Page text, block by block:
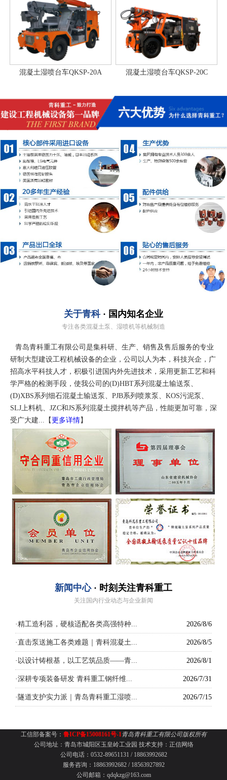
混凝土湿喷台车QKSP-20A 混凝土湿喷台车QKSP-20C
关于青科· 国内知名企业
专注各类混凝土泵、湿喷机等机械制造
青岛青科重工有限公司是集科研、生产、销售及售后服务的专业
研制大型建设工程机械设备的企业，公司以人为本，科技兴企，广
招高水平科技人才，积极引进国内外先进技术，采用更新工艺和科
学严格的检测手段，使我公司的(D)HBT系列混凝土输送泵、
(D)XBS系列细石混凝土输送泵、PJB系列喷浆泵、KOS污泥泵、
SLJ上料机、JZC和JS系列混凝土搅拌机等产品，性能更加可靠，深
受广大建...【 更多详情】
新闻中心· 时刻关注青科重工
关注国内行业动态与企业新闻
2026/8/6
·精工造利器，硬核适配各类高强特种...
2026/8/5
·直击泵送施工各类难题｜青科混凝土...
2026/8/1
· 以设计铸根基，以工艺筑品质——青...
2026/7/31
·深耕专项装备研发 青科重工钢纤维...
2026/7/15
· 隧道支护实力派｜青岛青科重工湿喷...
工信部备案号： 鲁ICP备15008161号-1青岛青科重工有限公司版权所有
公司地址：青岛市城阳区玉皇岭工业园 技术支持： 正信网络
公司电话：0532-89651131 / 18863992682
服务咨询：18863992682 / 18563927892
公司邮箱：qdqkzg@163.com